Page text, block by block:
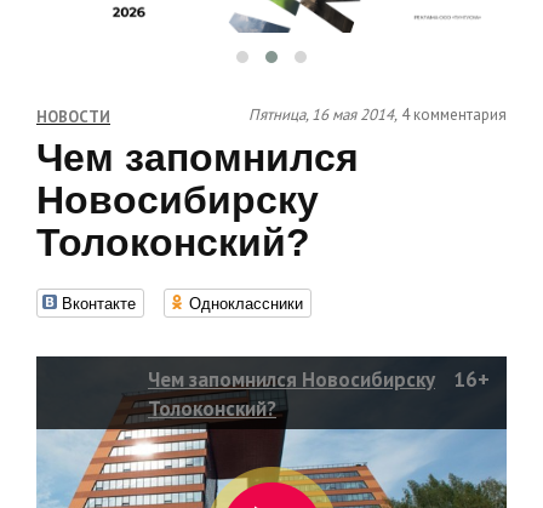
НОВОСТИ Пятница, 16 мая 2014, 4 комментария
Чем запомнился
Новосибирску
Толоконский?
Вконтакте Одноклассники
Чем запомнился Новосибирску
Толоконский?
16+